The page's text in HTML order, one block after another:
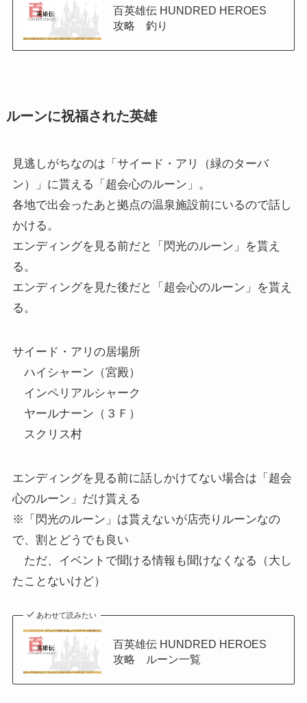
百英雄伝 HUNDRED HEROES
攻略 釣り
ルーンに祝福された英雄
見逃しがちなのは「サイード・アリ（緑のターバ
ン）」に貰える「超会心のルーン」。
各地で出会ったあと拠点の温泉施設前にいるので話し
かける。
エンディングを見る前だと「閃光のルーン」を貰え
る。
エンディングを見た後だと「超会心のルーン」を貰え
る。
サイード・アリの居場所
ハイシャーン（宮殿）
インペリアルシャーク
ヤールナーン（３Ｆ）
スクリス村
エンディングを見る前に話しかけてない場合は「超会
心のルーン」だけ貰える
※「閃光のルーン」は貰えないが店売りルーンなの
で、割とどうでも良い
ただ、イベントで聞ける情報も聞けなくなる（大し
たことないけど）
あわせて読みたい
百英雄伝 HUNDRED HEROES
攻略 ルーン一覧